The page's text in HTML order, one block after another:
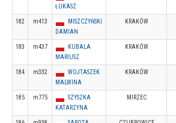
ŁUKASZ
182 m413
MISZCZYŃSKI
DAMIAN
KRAKÓW
183 m437
KUBALA
MARIUSZ
KRAKÓW
184 m332
WOJTASZEK
MALWINA
KRAKÓW
185 m775
SZYSZKA
KATARZYNA
MIRZEC